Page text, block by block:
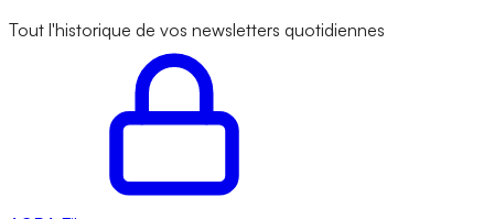
Tout l'historique de vos newsletters quotidiennes